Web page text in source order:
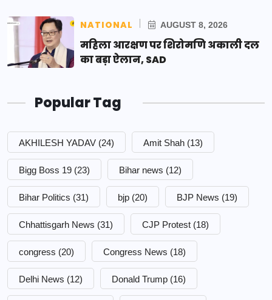
NATIONAL AUGUST 8, 2026
महिला आरक्षण पर शिरोमणि अकाली दल
का बड़ा ऐलान, SAD
Popular Tag
AKHILESH YADAV (24) Amit Shah (13)
Bigg Boss 19 (23) Bihar news (12)
Bihar Politics (31) bjp (20) BJP News (19)
Chhattisgarh News (31) CJP Protest (18)
congress (20) Congress News (18)
Delhi News (12) Donald Trump (16)